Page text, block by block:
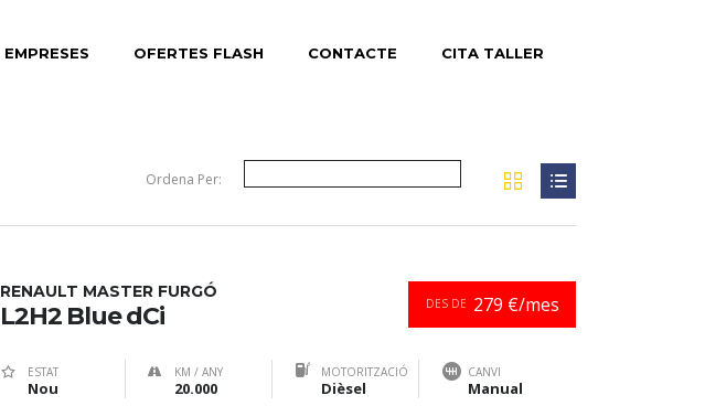
EMPRESES OFERTES FLASH CONTACTE CITA TALLER
Ordena Per:
DES DE 279 €/mes
RENAULT MASTER FURGÓ
L2H2 Blue dCi
ESTAT
Nou
KM / ANY
20.000
MOTORITZACIÓ
Dièsel
CANVI
Manual